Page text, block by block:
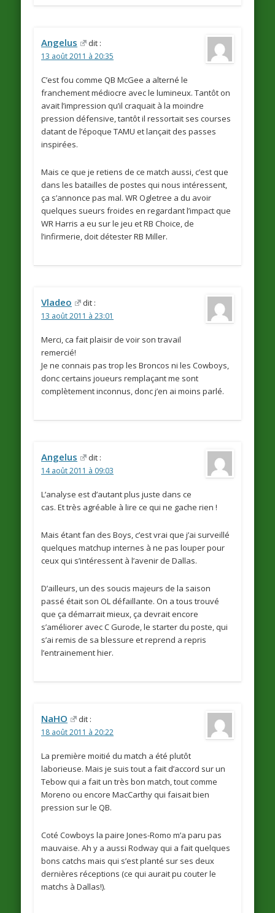
Angelus dit :
13 août 2011 à 20:35
C’est fou comme QB McGee a alterné le
franchement médiocre avec le lumineux. Tantôt on
avait l’impression qu’il craquait à la moindre
pression défensive, tantôt il ressortait ses courses
datant de l’époque TAMU et lançait des passes
inspirées.
Mais ce que je retiens de ce match aussi, c’est que
dans les batailles de postes qui nous intéressent,
ça s’annonce pas mal. WR Ogletree a du avoir
quelques sueurs froides en regardant l’impact que
WR Harris a eu sur le jeu et RB Choice, de
l’infirmerie, doit détester RB Miller.
Vladeo dit :
13 août 2011 à 23:01
Merci, ca fait plaisir de voir son travail
remercié!
Je ne connais pas trop les Broncos ni les Cowboys,
donc certains joueurs remplaçant me sont
complètement inconnus, donc j’en ai moins parlé.
Angelus dit :
14 août 2011 à 09:03
L’analyse est d’autant plus juste dans ce
cas. Et très agréable à lire ce qui ne gache rien !
Mais étant fan des Boys, c’est vrai que j’ai surveillé
quelques matchup internes à ne pas louper pour
ceux qui s’intéressent à l’avenir de Dallas.
D’ailleurs, un des soucis majeurs de la saison
passé était son OL défaillante. On a tous trouvé
que ça démarrait mieux, ça devrait encore
s’améliorer avec C Gurode, le starter du poste, qui
s’ai remis de sa blessure et reprend a repris
l’entrainement hier.
NaHO dit :
18 août 2011 à 20:22
La première moitié du match a été plutôt
laborieuse. Mais je suis tout a fait d’accord sur un
Tebow qui a fait un très bon match, tout comme
Moreno ou encore MacCarthy qui faisait bien
pression sur le QB.
Coté Cowboys la paire Jones-Romo m’a paru pas
mauvaise. Ah y a aussi Rodway qui a fait quelques
bons catchs mais qui s’est planté sur ses deux
dernières réceptions (ce qui aurait pu couter le
matchs à Dallas!).